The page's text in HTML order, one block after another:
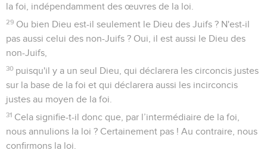
la foi, indépendamment des œuvres de la loi.
29 Ou bien Dieu est-il seulement le Dieu des Juifs ? N'est-il
pas aussi celui des non-Juifs ? Oui, il est aussi le Dieu des
non-Juifs,
30 puisqu'il y a un seul Dieu, qui déclarera les circoncis justes
sur la base de la foi et qui déclarera aussi les incirconcis
justes au moyen de la foi.
31 Cela signifie-t-il donc que, par l’intermédiaire de la foi,
nous annulions la loi ? Certainement pas ! Au contraire, nous
confirmons la loi.